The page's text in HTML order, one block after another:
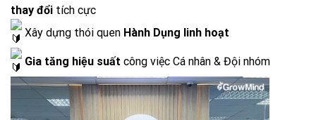
thay đổi tích cực
Xây dựng thói quen Hành Dụng linh hoạt
Gia tăng hiệu suất công việc Cá nhân & Đội nhóm